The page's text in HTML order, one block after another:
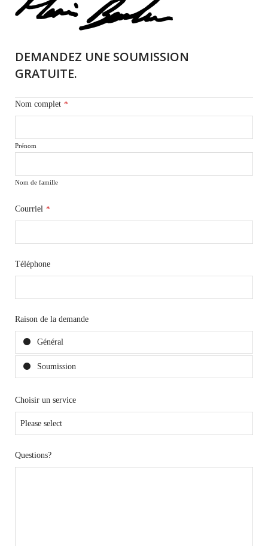
DEMANDEZ UNE SOUMISSION
GRATUITE.
Nom complet *
Prénom
Nom de famille
Courriel *
Téléphone
Raison de la demande
Général
Soumission
Choisir un service
Questions?